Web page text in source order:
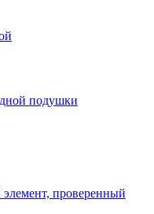
подушки
проверенный